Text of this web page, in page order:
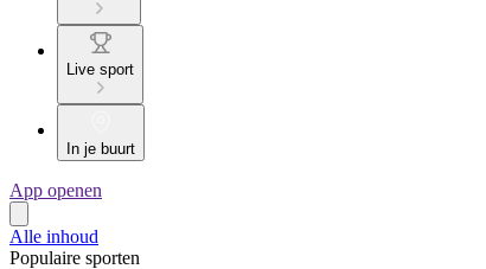
Live sport
In je buurt
App openen
Alle inhoud
Populaire sporten